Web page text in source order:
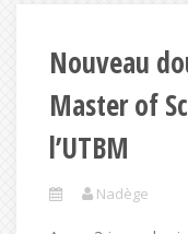
Nouveau
Master of
l’UTBM
Nadège